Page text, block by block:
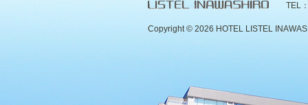
TEL
Copyright © 2026 HOTEL LISTEL